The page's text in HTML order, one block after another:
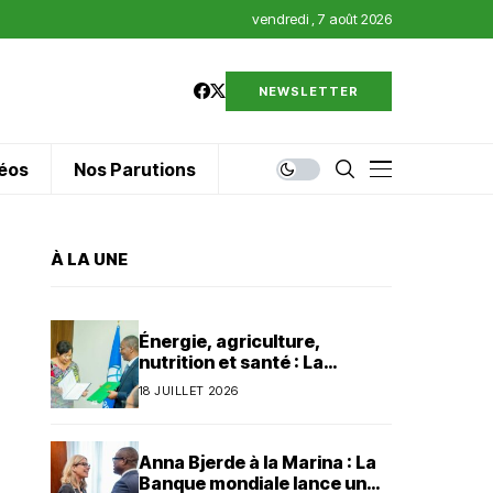
vendredi , 7 août 2026
NEWSLETTER
Nos Parutions
À LA UNE
Énergie, agriculture,
nutrition et santé : La
Banque mondiale injecte 320
18 JUILLET 2026
Anna Bjerde à la Marina : La
Banque mondiale lance un